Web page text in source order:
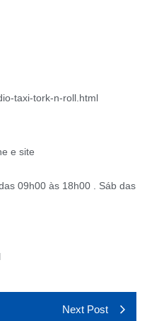
taxi-tork-n-roll.html
e site
09h00 às 18h00 . Sáb das
Next Post